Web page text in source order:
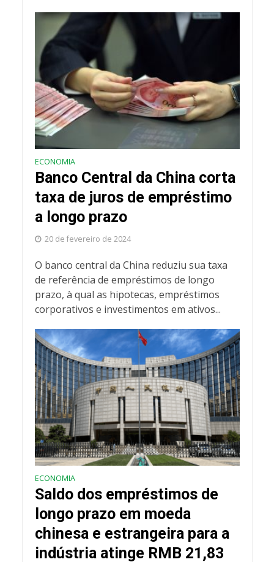
ECONOMIA
Banco Central da China corta
taxa de juros de empréstimo
a longo prazo
20 de fevereiro de 2024
O banco central da China reduziu sua taxa
de referência de empréstimos de longo
prazo, à qual as hipotecas, empréstimos
corporativos e investimentos em ativos...
ECONOMIA
Saldo dos empréstimos de
longo prazo em moeda
chinesa e estrangeira para a
indústria atinge RMB 21,83